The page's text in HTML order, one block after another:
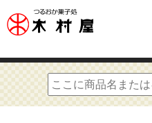
トップページ>出産内祝い> 琥珀糖 花水晶 3箱入